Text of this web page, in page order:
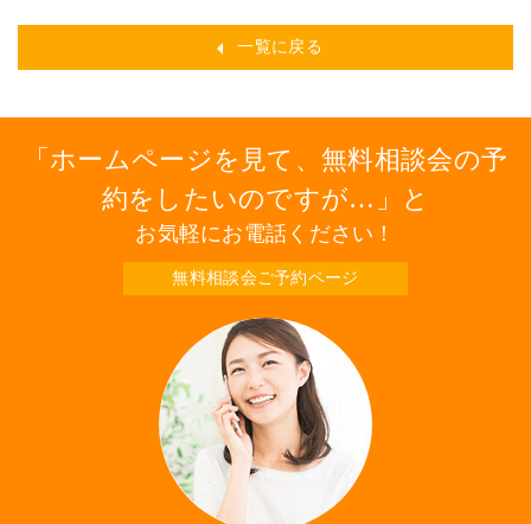
一覧に戻る
ホームページを見て、無料相談会の予
約をしたいのですが…
と
お気軽にお電話ください！
無料相談会ご予約ページ